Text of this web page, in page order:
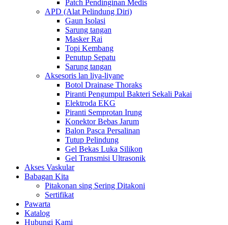
Patch Pendinginan Medis
APD (Alat Pelindung Diri)
Gaun Isolasi
Sarung tangan
Masker Rai
Topi Kembang
Penutup Sepatu
Sarung tangan
Aksesoris lan liya-liyane
Botol Drainase Thoraks
Piranti Pengumpul Bakteri Sekali Pakai
Elektroda EKG
Piranti Semprotan Irung
Konektor Bebas Jarum
Balon Pasca Persalinan
Tutup Pelindung
Gel Bekas Luka Silikon
Gel Transmisi Ultrasonik
Akses Vaskular
Babagan Kita
Pitakonan sing Sering Ditakoni
Sertifikat
Pawarta
Katalog
Hubungi Kami